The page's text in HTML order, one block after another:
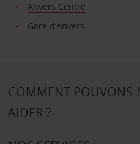
Anvers Centre
Gare d’Anvers
COMMENT
AIDER ?